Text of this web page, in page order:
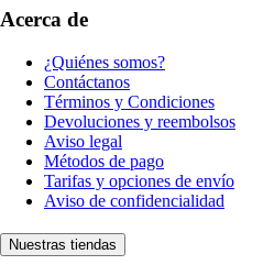
Acerca de
¿Quiénes somos?
Contáctanos
Términos y Condiciones
Devoluciones y reembolsos
Aviso legal
Métodos de pago
Tarifas y opciones de envío
Aviso de confidencialidad
Nuestras tiendas